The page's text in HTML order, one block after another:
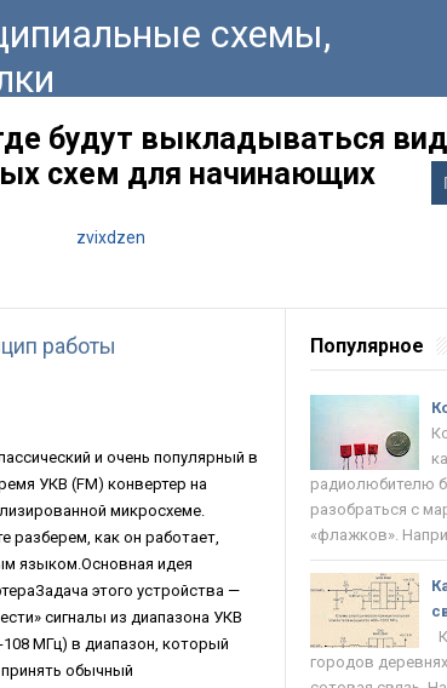
схемы,
будут выкладываться
схем для начинающих
zvixdzen
работы
и очень популярный в
УКВ (FM) конвертер на
микросхеме.
разберем, как он работает,
языком.Основная идея
этого устройства —
сигналы из диапазона УКВ
108 МГц) в диапазон, который
обычный
Популярное
радиолюбителю
разобраться с
«флажков».
городов